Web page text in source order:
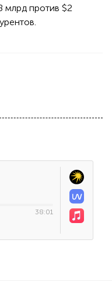
млрд против $2
38:01